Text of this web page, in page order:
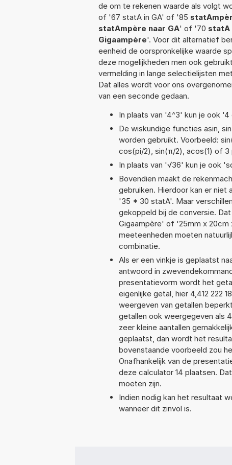
de om te rekenen waarde als volgt
of '67 statA in GA' of '85
statAmpère naar GA' of '70 statA
Gigaampère'. Voor dit alternatief
eenheid de oorspronkelijke waarde
deze mogelijkheden men ook
vermelding in lange selectielijsten
Dat alles wordt voor ons
van een seconde gedaan.
In plaats van '4^3' kun je ook
De wiskundige functies asin,
worden gebruikt. Voorbeeld:
cos(pi/2), sin(π/2), acos(1) of 3
In plaats van '√36' kun je ook
Bovendien maakt de
gebruiken. Hierdoor kan er niet
'35 * 30 statA'. Maar
gekoppeld bij de conversie.
Gigaampère' of '25mm x 20cm
meeteenheden moeten
combinatie.
Als er een vinkje is geplaatst
antwoord in
presentatievorm wordt het
eigenlijke getal, hier 4,412 222
weergeven van getallen
getallen ook weergegeven als
zeer kleine aantallen
geplaatst, dan wordt het
bovenstaande voorbeeld zou
Onafhankelijk van de
deze calculator 14 plaatsen.
moeten zijn.
Indien nodig kan het resultaat
wanneer dit zinvol is.